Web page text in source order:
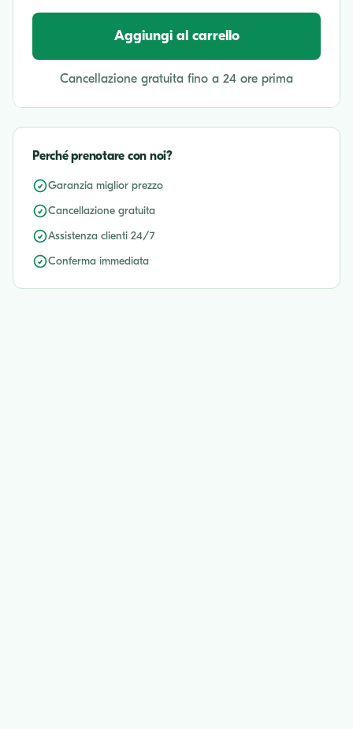
Aggiungi al carrello
Cancellazione gratuita fino a 24 ore prima
Perché prenotare con noi?
Garanzia miglior prezzo
Cancellazione gratuita
Assistenza clienti 24/7
Conferma immediata